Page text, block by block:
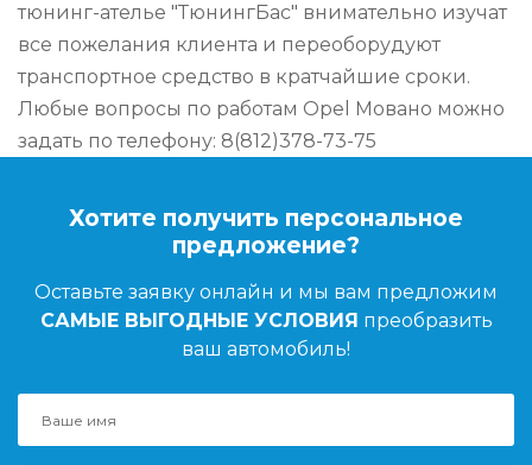
тюнинг-ателье "ТюнингБас" внимательно изучат
все пожелания клиента и переоборудуют
транспортное средство в кратчайшие сроки.
Любые вопросы по работам Opel Мовано можно
задать по телефону: 8(812)378-73-75
Хотите получить персональное
предложение?
Оставьте заявку онлайн и мы вам предложим
САМЫЕ ВЫГОДНЫЕ УСЛОВИЯ преобразить
ваш автомобиль!